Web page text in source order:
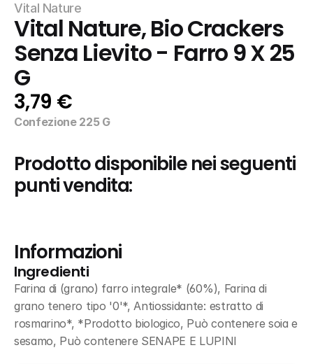
Vital Nature
Vital Nature, Bio Crackers
Senza Lievito - Farro 9 X 25
G
3,79 €
Confezione 225 G
Prodotto disponibile nei seguenti
punti vendita:
Informazioni
Ingredienti
Farina di (grano) farro integrale* (60%), Farina di
grano tenero tipo '0'*, Antiossidante: estratto di
rosmarino*, *Prodotto biologico, Può contenere soia e
sesamo, Può contenere SENAPE E LUPINI